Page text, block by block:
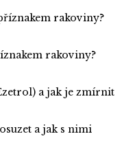
rakoviny?
rakoviny?
a jak je zmírnit
a jak s nimi